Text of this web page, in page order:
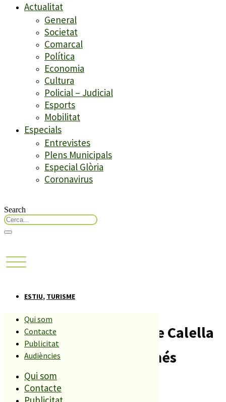
Actualitat
General
Societat
Comarcal
Política
Economia
Cultura
Policial – Judicial
Esports
Mobilitat
Especials
Entrevistes
Plens Municipals
Especial Glòria
Coronavirus
Search
Qui som
Contacte
Publicitat
Audiències
Qui som
Contacte
ESTIU, TURISME
El Museu del Turisme de Calella
rep mig milió d’euros més
Compartiu aquesta història